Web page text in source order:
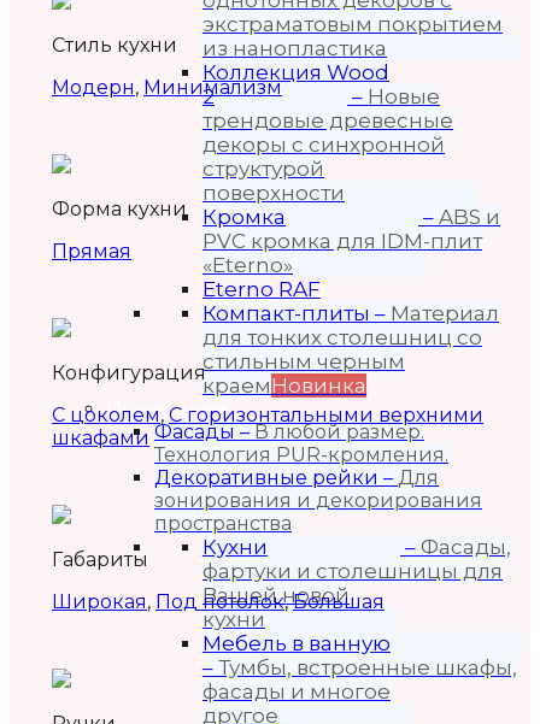
экстраматовым покрытием
из нанопластика
Коллекция Wood
2
– Новые
трендовые древесные
декоры с синхронной
структурой
поверхности
Кромка
– ABS и
PVC кромка для IDM-плит
«Eterno»
Eterno RAF
Компакт-плиты – Материал
для тонких столешниц со
стильным черным
краемНовинка
Продукция
Фасады–В любой размер.
Технология PUR-кромления.
Декоративные рейки – Для
зонирования и декорирования
пространства
Кухни – Фасады,
фартуки и столешницы для
Вашей новой
кухни
Мебель в ванную
– Тумбы, встроенные шкафы,
фасады и многое
другое
Стиль кухни
Модерн, Минимализм
Форма кухни
Прямая
Конфигурация
С цоколем, С горизонтальными верхними
шкафами
Габариты
Широкая, Под потолок,Большая